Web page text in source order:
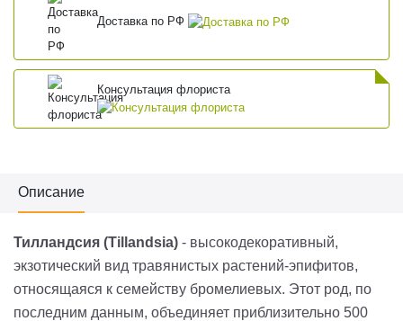
Доставка по РФ
Консультация флориста
Описание
Тилландсия (Tillandsia) - высокодекоративный,
экзотический вид травянистых растений-эпифитов,
относящаяся к семейству бромелиевых. Этот род, по
последним данным, объединяет приблизительно 500